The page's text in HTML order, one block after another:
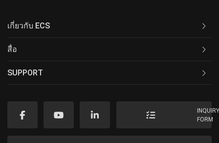
เกี่ยวกับ ECS
สื่อ
SUPPORT
FORM